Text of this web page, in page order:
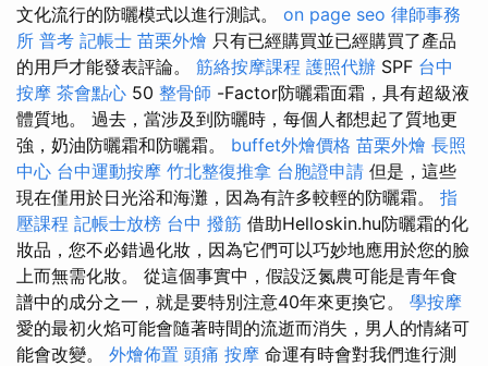
文化流行的防曬模式以進行測試。 on page seo 律師事務
所 普考 記帳士 苗栗外燴 只有已經購買並已經購買了產品
的用戶才能發表評論。 筋絡按摩課程 護照代辦 SPF 台中
按摩 茶會點心 50 整骨師 -Factor防曬霜面霜，具有超級液
體質地。 過去，當涉及到防曬時，每個人都想起了質地更
強，奶油防曬霜和防曬霜。 buffet外燴價格 苗栗外燴 長照
中心 台中運動按摩 竹北整復推拿 台胞證申請 但是，這些
現在僅用於日光浴和海灘，因為有許多較輕的防曬霜。 指
壓課程 記帳士放榜 台中 撥筋 借助Helloskin.hu防曬霜的化
妝品，您不必錯過化妝，因為它們可以巧妙地應用於您的臉
上而無需化妝。 從這個事實中，假設泛氮農可能是青年食
譜中的成分之一，就是要特別注意40年來更換它。 學按摩
愛的最初火焰可能會隨著時間的流逝而消失，男人的情緒可
能會改變。 外燴佈置 頭痛 按摩 命運有時會對我們進行測